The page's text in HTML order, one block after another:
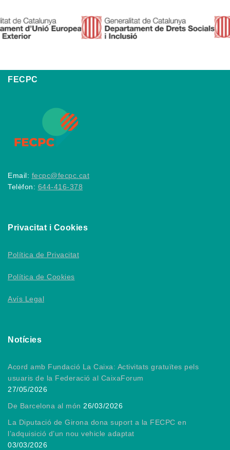
FECPC
Email: fecpc@fecpc.cat
Telèfon: 644-416-378
Privacitat i Cookies
Política de Privacitat
Política de Cookies
Avís Legal
Notícies
Acord amb Fundació La Caixa: Activitats gratuïtes pels
usuaris de la Federació al CaixaForum
27/05/2026
De Barcelona al món 26/03/2026
La Diputació de Girona dona suport a la FECPC en
l’adquisició d’un nou vehicle adaptat
03/03/2026